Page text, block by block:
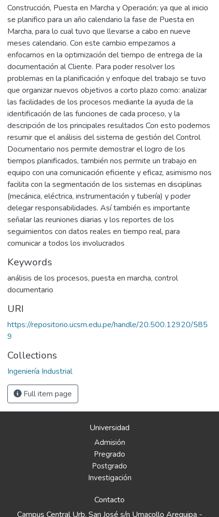
Construcción, Puesta en Marcha y Operación; ya que al inicio
se planifico para un año calendario la fase de Puesta en
Marcha, para lo cual tuvo que llevarse a cabo en nueve
meses calendario. Con este cambio empezamos a
enfocarnos en la optimización del tiempo de entrega de la
documentación al Cliente. Para poder resolver los
problemas en la planificación y enfoque del trabajo se tuvo
que organizar nuevos objetivos a corto plazo como: analizar
las facilidades de los procesos mediante la ayuda de la
identificación de las funciones de cada proceso, y la
descripción de los principales resultados Con esto podemos
resumir que el análisis del sistema de gestión del Control
Documentario nos permite demostrar el logro de los
tiempos planificados, también nos permite un trabajo en
equipo con una comunicación eficiente y eficaz, asimismo nos
facilita con la segmentación de los sistemas en disciplinas
(mecánica, eléctrica, instrumentación y tubería) y poder
delegar responsabilidades. Así también es importante
señalar las reuniones diarias y los reportes de los
seguimientos con datos reales en tiempo real, para
comunicar a todos los involucrados
Keywords
análisis de los procesos, puesta en marcha, control
documentario
URI
https://repositorio.ucsm.edu.pe/handle/20.500.12920/585
9
Collections
Ingeniería Industrial
Full item page
Universidad
Admisión
Pregrado
Postgrado
Investigación
Contacto
Campus Central Urb. San José s/n Umacollo Arequipa -